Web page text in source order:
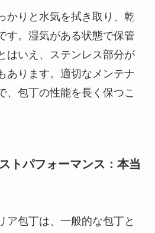
かりと水気を拭き取り、乾
す。湿気がある状態で保管
はいえ、ステンレス部分が
あります。適切なメンテナ
、包丁の性能を長く保つこ
トパフォーマンス：本当
ア包丁は、一般的な包丁と